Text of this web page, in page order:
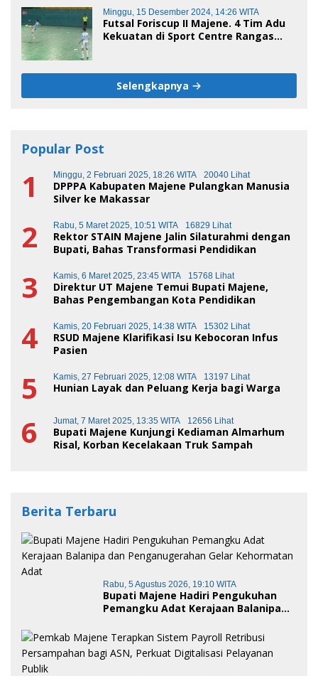
Minggu, 15 Desember 2024, 14:26 WITA
Futsal Foriscup II Majene. 4 Tim Adu
Kekuatan di Sport Centre Rangas
Selengkapnya
Popular Post
1 Minggu, 2 Februari 2025, 18:26 WITA 20040 Lihat
DPPPA Kabupaten Majene Pulangkan Manusia
Silver ke Makassar
2 Rabu, 5 Maret 2025, 10:51 WITA 16829 Lihat
Rektor STAIN Majene Jalin Silaturahmi dengan
Bupati, Bahas Transformasi Pendidikan
3 Kamis, 6 Maret 2025, 23:45 WITA 15768 Lihat
Direktur UT Majene Temui Bupati Majene,
Bahas Pengembangan Kota Pendidikan
4 Kamis, 20 Februari 2025, 14:38 WITA 15302 Lihat
RSUD Majene Klarifikasi Isu Kebocoran Infus
Pasien
5 Kamis, 27 Februari 2025, 12:08 WITA 13197 Lihat
Hunian Layak dan Peluang Kerja bagi Warga
6 Jumat, 7 Maret 2025, 13:35 WITA 12656 Lihat
Bupati Majene Kunjungi Kediaman Almarhum
Risal, Korban Kecelakaan Truk Sampah
Berita Terbaru
Rabu, 5 Agustus 2026, 19:10 WITA
Bupati Majene Hadiri Pengukuhan
Pemangku Adat Kerajaan Balanipa
Kehormatan Adat